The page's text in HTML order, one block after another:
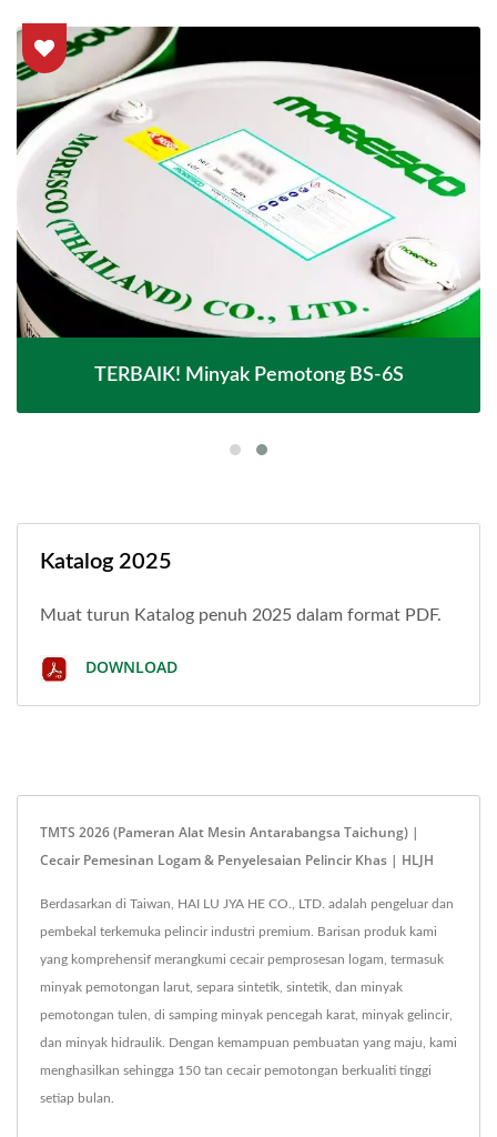
TERBAIK! Minyak Pemotong BS-6S
Katalog 2025
Muat turun Katalog penuh 2025 dalam format PDF.
DOWNLOAD
TMTS 2026 (Pameran Alat Mesin Antarabangsa Taichung) |
Cecair Pemesinan Logam & Penyelesaian Pelincir Khas | HLJH
Berdasarkan di Taiwan, HAI LU JYA HE CO., LTD. adalah pengeluar dan
pembekal terkemuka pelincir industri premium. Barisan produk kami
yang komprehensif merangkumi cecair pemprosesan logam, termasuk
minyak pemotongan larut, separa sintetik, sintetik, dan minyak
pemotongan tulen, di samping minyak pencegah karat, minyak gelincir,
dan minyak hidraulik. Dengan kemampuan pembuatan yang maju, kami
menghasilkan sehingga 150 tan cecair pemotongan berkualiti tinggi
setiap bulan.